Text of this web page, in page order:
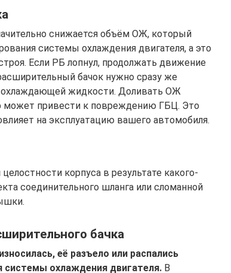
снижается объём ОЖ, который
системы охлаждения двигателя, а это
Если РБ лопнул, продолжать движение
бачок нужно сразу же
охлаждающей жидкости. Доливать ОЖ
может привести к повреждению ГБЦ. Это
на эксплуатацию вашего автомобиля.
корпуса в результате какого-
соединительного шланга или сломанной
бачка
её разъело или распались
системы охлаждения двигателя. В